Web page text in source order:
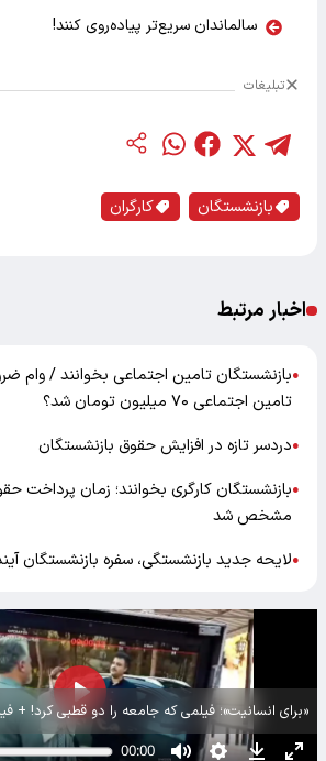
سالماندان سریع‌تر پیاده‌روی کنند!
تبلیغات
بازنشستگان کارگران
اخبار مرتبط
●بازنشستگان تامین اجتماعی بخوانند / وام
تامین اجتماعی ۷۰ میلیون تومان شد؟
●دردسر تازه در افزایش حقوق بازنشستگان
●بازنشستگان کارگری بخوانند؛ زمان پرداخت
مشخص شد
●لایحه جدید بازنشستگی، سفره بازنشستگان
«برای انسانیت»؛ فیلمی که جامعه را دو قطبی کرد! +